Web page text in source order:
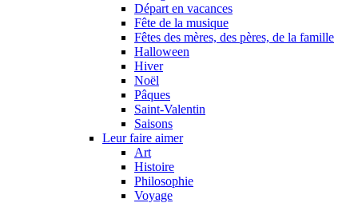
Départ en vacances
Fête de la musique
Fêtes des mères, des pères, de la famille
Halloween
Hiver
Noël
Pâques
Saint-Valentin
Saisons
Leur faire aimer
Art
Histoire
Philosophie
Voyage